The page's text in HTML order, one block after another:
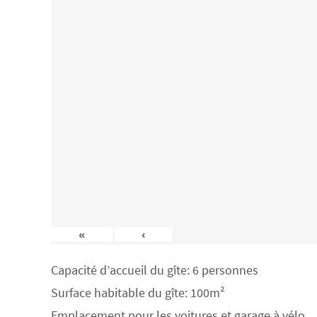
« ‹
Capacité d’accueil du gîte: 6 personnes
Surface habitable du gîte: 100m²